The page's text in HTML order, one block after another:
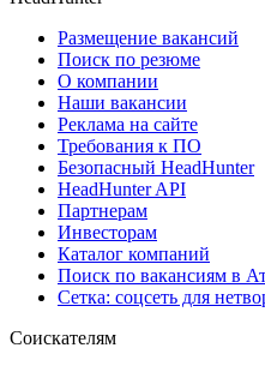
Размещение вакансий
Поиск по резюме
О компании
Наши вакансии
Реклама на сайте
Требования к ПО
Безопасный HeadHunter
HeadHunter API
Партнерам
Инвесторам
Каталог компаний
Поиск по вакансиям в
Сетка: соцсеть для
Соискателям